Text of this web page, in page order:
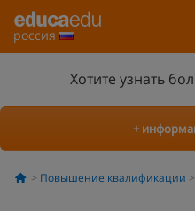
россия
Хотите узнать
+
Повышение квалификации